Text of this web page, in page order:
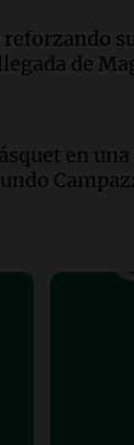
del
mejorará el
la
al regreso
en el
Propiedad
reforzando
de
en